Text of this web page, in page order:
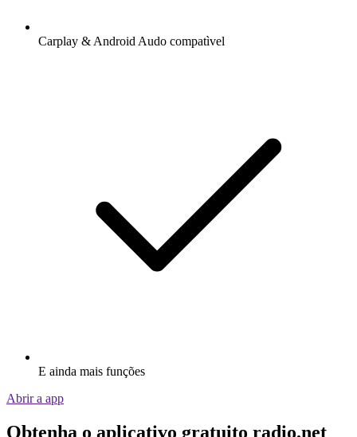
Carplay & Android Audo compatìvel
E ainda mais funções
Abrir a app
Obtenha o aplicativo gratuito radio.net